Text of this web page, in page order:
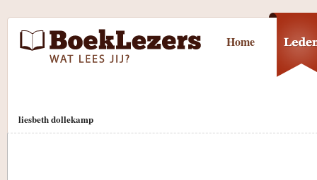
Home
liesbeth dollekamp